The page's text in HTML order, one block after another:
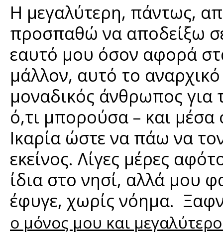
Η μεγαλύτερη, πάντως,
προσπαθώ να αποδείξω
εαυτό μου όσον αφορά
μάλλον, αυτό το
μοναδικός άνθρωπος για
ό,τι μπορούσα – και
Ικαρία ώστε να πάω να
εκείνος. Λίγες μέρες
ίδια στο νησί, αλλά μου
έφυγε, χωρίς νόημα.
ο μόνος μου και